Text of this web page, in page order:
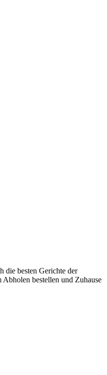
die besten Gerichte der
bestellen und Zuhause